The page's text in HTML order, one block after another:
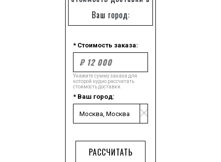
Ваш город:
* Стоимость заказа:
Укажите сумму заказа для
которой нудно рассчитать
стоимость доставки.
* Ваш город:
РАССЧИТАТЬ